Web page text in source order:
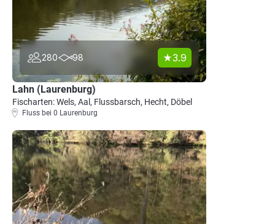
280 98 3.9
Lahn (Laurenburg)
Fischarten: Wels, Aal, Flussbarsch, Hecht, Döbel
Fluss bei 0 Laurenburg